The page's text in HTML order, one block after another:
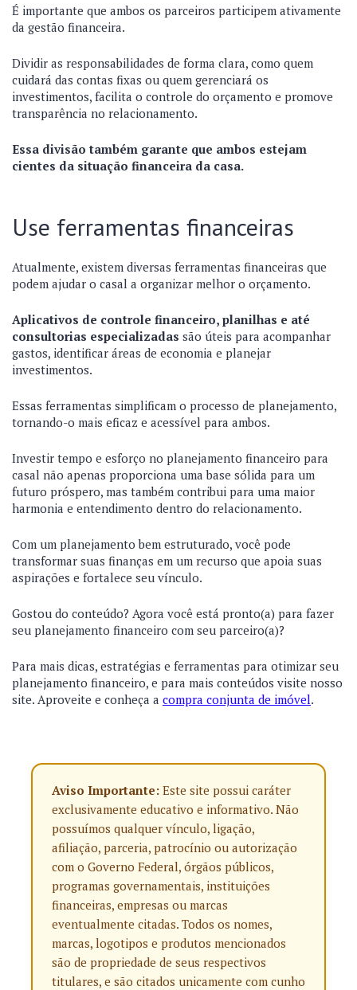
É importante que ambos os parceiros participem ativamente
da gestão financeira.
Dividir as responsabilidades de forma clara, como quem
cuidará das contas fixas ou quem gerenciará os
investimentos, facilita o controle do orçamento e promove
transparência no relacionamento.
Essa divisão também garante que ambos estejam
cientes da situação financeira da casa.
Use ferramentas financeiras
Atualmente, existem diversas ferramentas financeiras que
podem ajudar o casal a organizar melhor o orçamento.
Aplicativos de controle financeiro, planilhas e até
consultorias especializadas são úteis para acompanhar
gastos, identificar áreas de economia e planejar
investimentos.
Essas ferramentas simplificam o processo de planejamento,
tornando-o mais eficaz e acessível para ambos.
Investir tempo e esforço no planejamento financeiro para
casal não apenas proporciona uma base sólida para um
futuro próspero, mas também contribui para uma maior
harmonia e entendimento dentro do relacionamento.
Com um planejamento bem estruturado, você pode
transformar suas finanças em um recurso que apoia suas
aspirações e fortalece seu vínculo.
Gostou do conteúdo? Agora você está pronto(a) para fazer
seu planejamento financeiro com seu parceiro(a)?
Para mais dicas, estratégias e ferramentas para otimizar seu
planejamento financeiro, e para mais conteúdos visite nosso
site. Aproveite e conheça a compra conjunta de imóvel.
Aviso Importante: Este site possui caráter
exclusivamente educativo e informativo. Não
possuímos qualquer vínculo, ligação,
afiliação, parceria, patrocínio ou autorização
com o Governo Federal, órgãos públicos,
programas governamentais, instituições
financeiras, empresas ou marcas
eventualmente citadas. Todos os nomes,
marcas, logotipos e produtos mencionados
são de propriedade de seus respectivos
titulares, e são citados unicamente com cunho